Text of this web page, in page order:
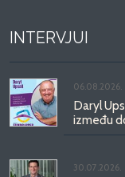
INTERVJUI
06.08.2026.
Daryl
između
30.07.2026.